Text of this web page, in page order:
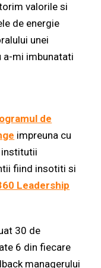
valorile si
de energie
unei
a-mi imbunatati
de
impreuna cu
institutii
fiind insotiti si
Leadership
30 de
6 din fiecare
managerului